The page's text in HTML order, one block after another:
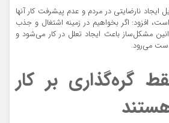
ایجاد نارضایتی در مردم و عدم پیشرفت کار آنها
افزود: اگر بخواهیم در زمینه اشتغال و جذب
مشکل‌ساز باعث ایجاد تعلل در کار می‌شود و
می‌رود.
گره‌گذاری بر کار